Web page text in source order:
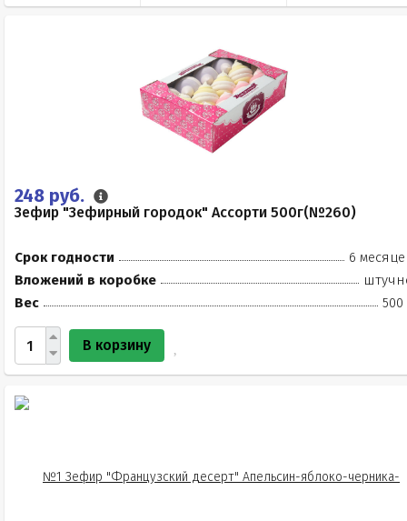
248 руб.
Зефир "Зефирный городок" Ассорти 500г(№260)
Срок годности
6
Вложений в коробке
Вес
500
В корзину